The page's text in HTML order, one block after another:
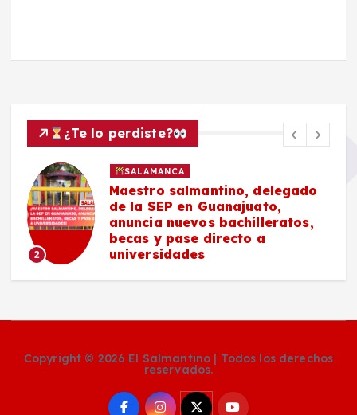
¿Te lo perdiste?
2
SALAMANCA
Maestro salmantino, delegado
de la SEP en Guanajuato,
anuncia nuevos bachilleratos,
becas y pase directo a
universidades
Copyright © 2026 El Salmantino | Todos los derechos
reservados.